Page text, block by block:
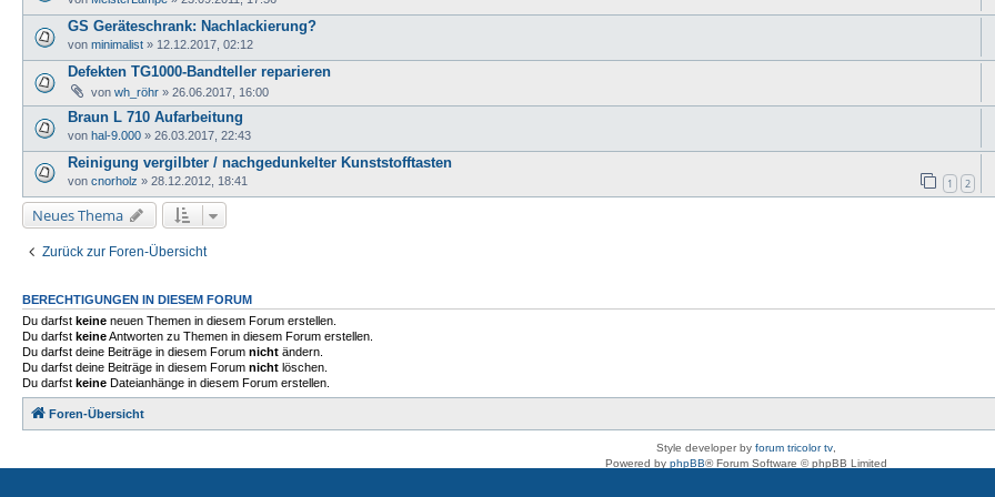
GS Geräteschrank: Nachlackierung?
von minimalist » 12.12.2017, 02:12
Defekten TG1000-Bandteller reparieren
von wh_röhr » 26.06.2017, 16:00
Braun L 710 Aufarbeitung
von hal-9.000 » 26.03.2017, 22:43
Reinigung vergilbter / nachgedunkelter Kunststofftasten
von cnorholz » 28.12.2012, 18:41 1 2
Neues Thema
Zurück zur Foren-Übersicht
BERECHTIGUNGEN IN DIESEM FORUM
Du darfst keine neuen Themen in diesem Forum erstellen.
Du darfst keineAntworten zu Themen in diesem Forum erstellen.
Du darfst deine Beiträge in diesem Forum nicht ändern.
Du darfst deine Beiträge in diesem Forum nicht löschen.
Du darfst keine Dateianhänge in diesem Forum erstellen.
Foren-Übersicht
Style developer by forum tricolor tv
Powered by phpBB® Forum Software © phpBB Limited